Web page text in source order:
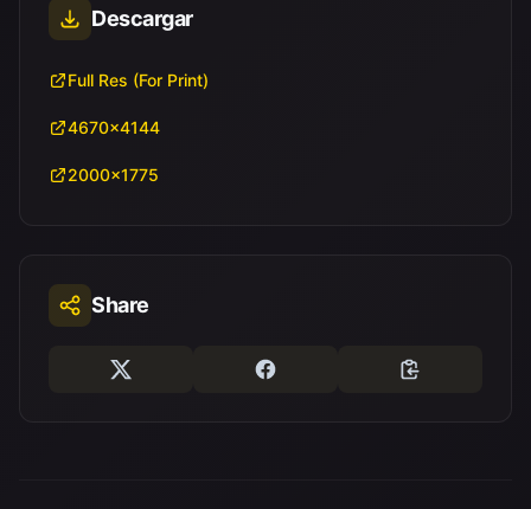
Descargar
Full Res (For Print)
4670x4144
2000x1775
Share